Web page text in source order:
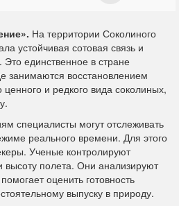
На территории Соколиного
устойчивая сотовая связь и
Это единственное в стране
занимаются восстановлением
и редкого вида соколиных,
специалисты могут отслеживать
реального времени. Для этого
Ученые контролируют
высоту полета. Они анализируют
оценить готовность
выпуску в природу.